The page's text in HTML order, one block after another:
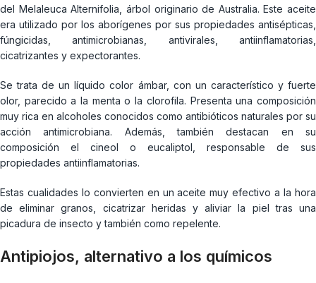
del Melaleuca Alternifolia, árbol originario de Australia. Este aceite
era utilizado por los aborígenes por sus propiedades antisépticas,
fúngicidas, antimicrobianas, antivirales, antiinflamatorias,
cicatrizantes y expectorantes.
Se trata de un líquido color ámbar, con un característico y fuerte
olor, parecido a la menta o la clorofila. Presenta una composición
muy rica en alcoholes conocidos como antibióticos naturales por su
acción antimicrobiana. Además, también destacan en su
composición el cineol o eucaliptol, responsable de sus
propiedades antiinflamatorias.
Estas cualidades lo convierten en un aceite muy efectivo a la hora
de eliminar granos, cicatrizar heridas y aliviar la piel tras una
picadura de insecto y también como repelente.
Antipiojos, alternativo a los químicos